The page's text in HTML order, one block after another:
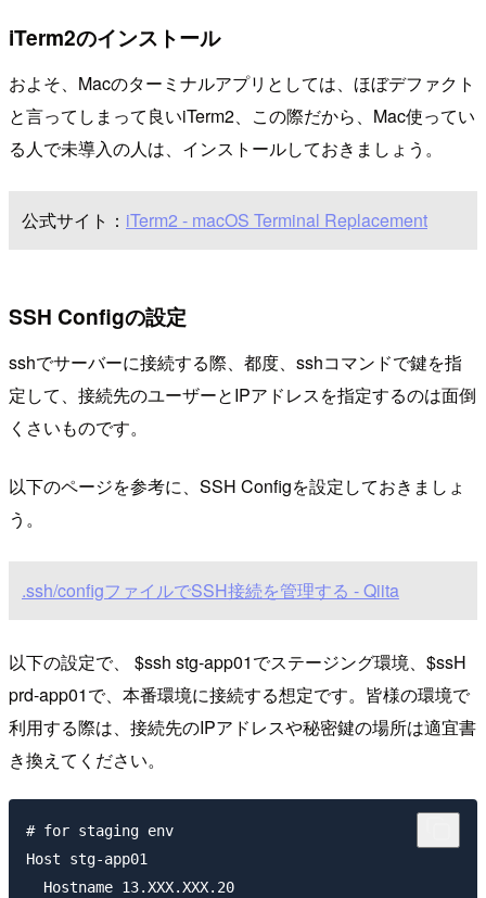
iTerm2のインストール
およそ、Macのターミナルアプリとしては、ほぼデファクト
と言ってしまって良いiTerm2、この際だから、Mac使ってい
る人で未導入の人は、インストールしておきましょう。
公式サイト： iTerm2 - macOS Terminal Replacement
SSH Configの設定
sshでサーバーに接続する際、都度、sshコマンドで鍵を指
定して、接続先のユーザーとIPアドレスを指定するのは面倒
くさいものです。
以下のページを参考に、SSH Configを設定しておきましょ
う。
.ssh/configファイルでSSH接続を管理する - Qiita
以下の設定で、 $ssh stg-app01でステージング環境、 $ssH
prd-app01で、本番環境に接続する想定です。皆様の環境で
利用する際は、接続先のIPアドレスや秘密鍵の場所は適宜書
き換えてください。
# for staging env
Host stg-app01
  Hostname 13.XXX.XXX.20